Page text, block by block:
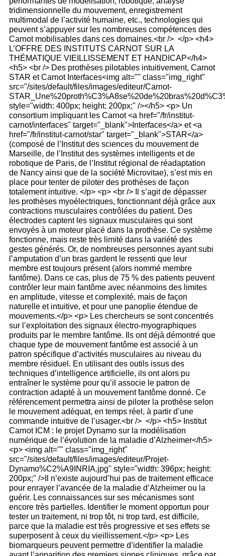
tridimensionnelle du mouvement, enregistrement
multimodal de l’activité humaine, etc., technologies qui
peuvent s’appuyer sur les nombreuses compétences des
Carnot mobilisables dans ces domaines.<br /> </p> <h4>
L’OFFRE DES INSTITUTS CARNOT SUR LA
THÉMATIQUE VIEILLISSEMENT ET HANDICAP</h4>
<h5> <br /> Des prothèses pilotables intuitivement, Carnot
STAR et Carnot Interfaces<img alt="" class="img_right"
src="/sites/default/files/images/editeur/Carnot-
style="width: 400px; height: 200px;" /></h5> <p> Un
consortium impliquant les Carnot <a href="/fr/institut-
carnot/interfaces" target="_blank">Interfaces</a> et <a
href="/fr/institut-carnot/star" target="_blank">STAR</a>
(composé de l’Institut des sciences du mouvement de
Marseille, de l’Institut des systèmes intelligents et de
robotique de Paris, de l’Institut régional de réadaptation
de Nancy ainsi que de la société Microvitae), s’est mis en
place pour tenter de piloter des prothèses de façon
totalement intuitive. </p> <p> <br /> Il s’agit de dépasser
les prothèses myoélectriques, fonctionnant déjà grâce aux
contractions musculaires contrôlées du patient. Des
électrodes captent les signaux musculaires qui sont
envoyés à un moteur placé dans la prothèse. Ce système
fonctionne, mais reste très limité dans la variété des
gestes générés. Or, de nombreuses personnes ayant subi
l’amputation d’un bras gardent le ressenti que leur
membre est toujours présent (alors nommé membre
fantôme). Dans ce cas, plus de 75 % des patients peuvent
contrôler leur main fantôme avec néanmoins des limites
en amplitude, vitesse et complexité, mais de façon
naturelle et intuitive, et pour une panoplie étendue de
mouvements.</p> <p> Les chercheurs se sont concentrés
sur l’exploitation des signaux électro-myographiques
produits par le membre fantôme. Ils ont déjà démontré que
chaque type de mouvement fantôme est associé à un
patron spécifique d’activités musculaires au niveau du
membre résiduel. En utilisant des outils issus des
techniques d’intelligence artificielle, ils ont alors pu
entraîner le système pour qu’il associe le patron de
contraction adapté à un mouvement fantôme donné. Ce
référencement permettra ainsi de piloter la prothèse selon
le mouvement adéquat, en temps réel, à partir d’une
commande intuitive de l’usager.<br /> </p> <h5> Institut
Carnot ICM : le projet Dynamo sur la modélisation
numérique de l’évolution de la maladie d’Alzheimer</h5>
<p> <img alt="" class="img_right"
src="/sites/default/files/images/editeur/Projet-
Dynamo%C2%A9INRIA.jpg" style="width: 396px; height:
200px;" />Il n’existe aujourd’hui pas de traitement efficace
pour enrayer l’avancée de la maladie d’Alzheimer ou la
guérir. Les connaissances sur ses mécanismes sont
encore très partielles. Identifier le moment opportun pour
tester un traitement, ni trop tôt, ni trop tard, est difficile,
parce que la maladie est très progressive et ses effets se
superposent à ceux du vieillissement.</p> <p> Les
biomarqueurs peuvent permettre d’identifier la maladie